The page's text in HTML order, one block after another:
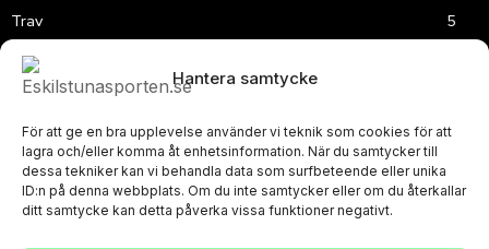
Hantera samtycke
För att ge en bra upplevelse använder vi teknik som cookies för att
lagra och/eller komma åt enhetsinformation. När du samtycker till
dessa tekniker kan vi behandla data som surfbeteende eller unika
ID:n på denna webbplats. Om du inte samtycker eller om du återkallar
ditt samtycke kan detta påverka vissa funktioner negativt.
Trav
5
TV
Samhällsprojekt
Slalom